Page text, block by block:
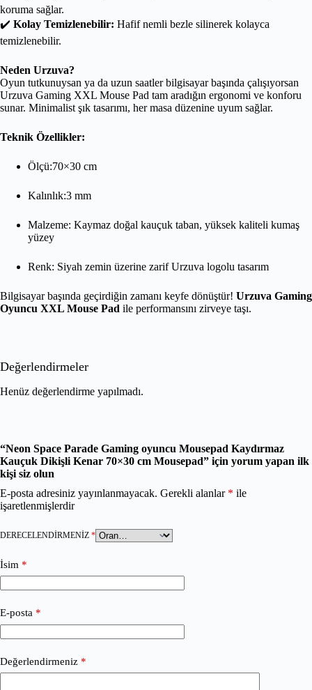
koruma sağlar.
✔️ Kolay Temizlenebilir: Hafif nemli bezle silinerek kolayca
temizlenebilir.
Neden Urzuva?
Oyun tutkunuysan ya da uzun saatler bilgisayar başında çalışıyorsan
Urzuva Gaming XXL Mouse Pad tam aradığın ergonomi ve konforu
sunar. Minimalist şık tasarımı, her masa düzenine uyum sağlar.
Teknik Özellikler:
Ölçü:70×30 cm
Kalınlık:3 mm
Malzeme: Kaymaz doğal kauçuk taban, yüksek kaliteli kumaş
yüzey
Renk: Siyah zemin üzerine zarif Urzuva logolu tasarım
Bilgisayar başında geçirdiğin zamanı keyfe dönüştür! Urzuva Gaming
Oyuncu XXL Mouse Pad ile performansını zirveye taşı.
Değerlendirmeler
Henüz değerlendirme yapılmadı.
“Neon Space Parade Gaming oyuncu Mousepad Kaydırmaz
Kauçuk Dikişli Kenar 70×30 cm Mousepad” için yorum yapan ilk
kişi siz olun
E-posta adresiniz yayınlanmayacak. Gerekli alanlar * ile
işaretlenmişlerdir
DERECELENDIRMENIZ *
İsim *
E-posta *
Değerlendirmeniz *